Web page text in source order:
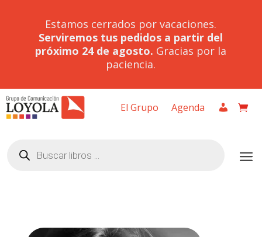
Estamos cerrados por vacaciones.
Serviremos tus pedidos a partir del
próximo 24 de agosto. Gracias por la
paciencia.
El Grupo Agenda
productos